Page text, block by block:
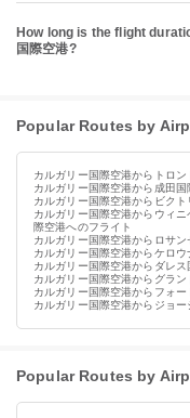
How long is the flight
国際空港?
Popular Routes by
カルガリー国際空港からトロ
カルガリー国際空港から成田国
カルガリー国際空港からビク
カルガリー国際空港からウィ
際空港へのフライト
カルガリー国際空港からロサ
カルガリー国際空港からケロウ
カルガリー国際空港からダレス
カルガリー国際空港からグラ
カルガリー国際空港からフォ
カルガリー国際空港からジョ
Popular Routes by